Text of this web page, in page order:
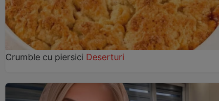
Crumble cu piersici Deserturi